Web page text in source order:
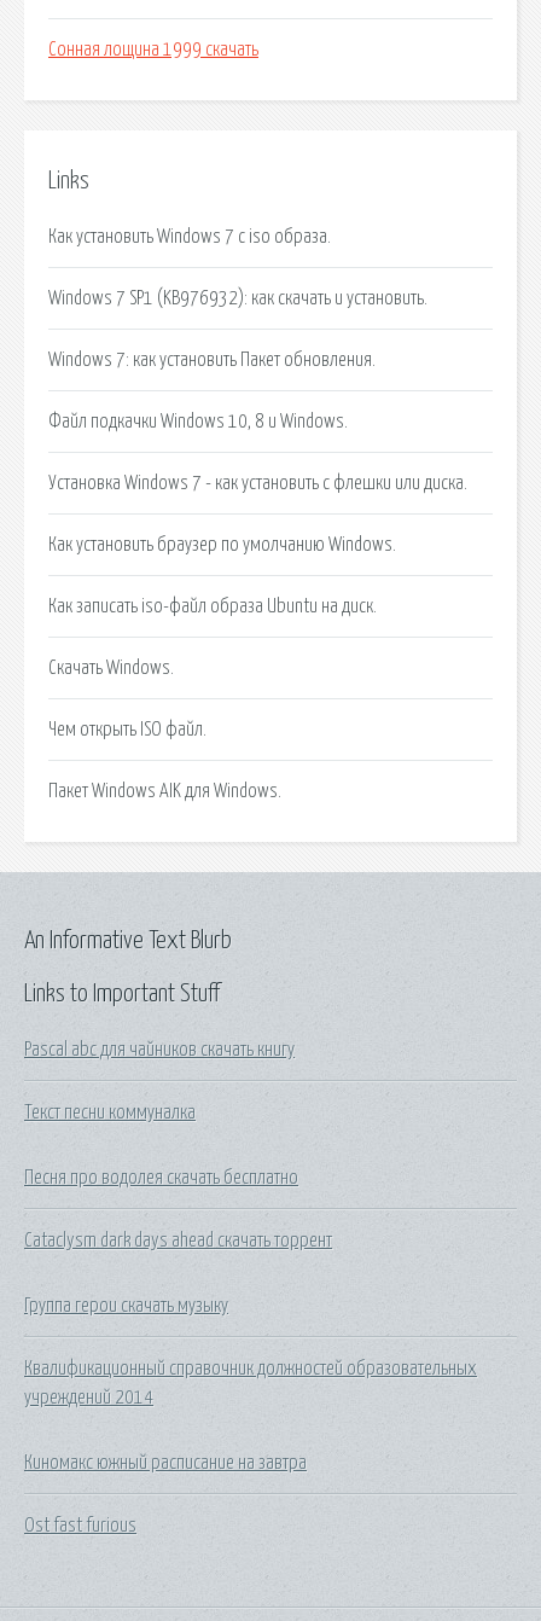
Сонная лощина 1999 скачать
Links
Как установить Windows 7 с iso образа.
Windows 7 SP1 (KB976932): как скачать и установить.
Windows 7: как установить Пакет обновления.
Файл подкачки Windows 10, 8 и Windows.
Установка Windows 7 - как установить с флешки или диска.
Как установить браузер по умолчанию Windows.
Как записать iso-файл образа Ubuntu на диск.
Скачать Windows.
Чем открыть ISO файл.
Пакет Windows AIK для Windows.
Links to Important Stuff
Pascal abc для чайников скачать книгу
Текст песни коммуналка
Песня про водолея скачать бесплатно
Cataclysm dark days ahead скачать торрент
Группа герои скачать музыку
Квалификационный справочник должностей образовательных
учреждений 2014
Киномакс южный расписание на завтра
Ost fast furious
An Informative Text Blurb